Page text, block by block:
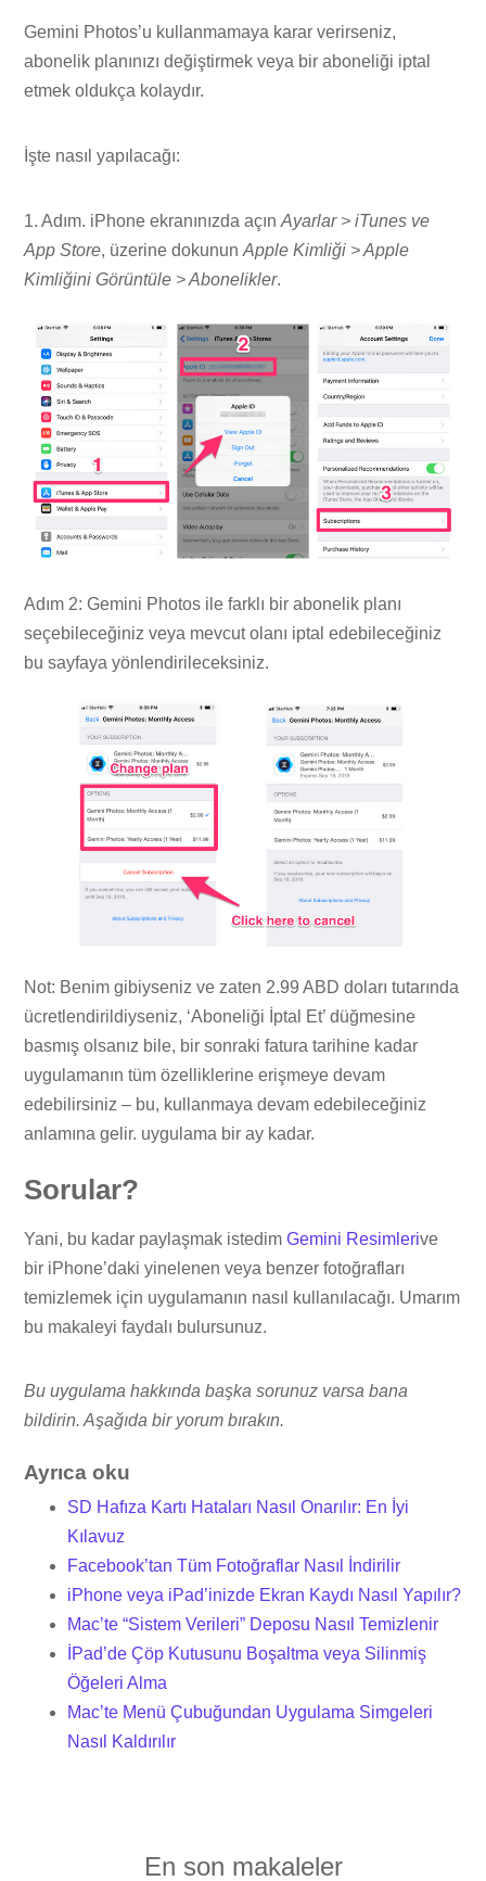
Gemini Photos’u kullanmamaya karar verirseniz,
abonelik planınızı değiştirmek veya bir aboneliği iptal
etmek oldukça kolaydır.
İşte nasıl yapılacağı:
1. Adım. iPhone ekranınızda açınAyarlar > iTunes ve
App Store, üzerine dokununApple Kimliği > Apple
Kimliğini Görüntüle > Abonelikler.
Adım 2: Gemini Photos ile farklı bir abonelik planı
seçebileceğiniz veya mevcut olanı iptal edebileceğiniz
bu sayfaya yönlendirileceksiniz.
Not: Benim gibiyseniz ve zaten 2.99 ABD doları tutarında
ücretlendirildiyseniz, ‘Aboneliği İptal Et’ düğmesine
basmış olsanız bile, bir sonraki fatura tarihine kadar
uygulamanın tüm özelliklerine erişmeye devam
edebilirsiniz – bu, kullanmaya devam edebileceğiniz
anlamına gelir. uygulama bir ay kadar.
Sorular?
Yani, bu kadar paylaşmak istedimGemini Resimlerive
bir iPhone’daki yinelenen veya benzer fotoğrafları
temizlemek için uygulamanın nasıl kullanılacağı. Umarım
bu makaleyi faydalı bulursunuz.
Bu uygulama hakkında başka sorunuz varsa bana
bildirin. Aşağıda bir yorum bırakın.
Ayrıca oku
SD Hafıza Kartı Hataları Nasıl Onarılır: En İyi
Kılavuz
Facebook’tan Tüm Fotoğraflar Nasıl İndirilir
iPhone veya iPad’inizde Ekran Kaydı Nasıl Yapılır?
Mac’te “Sistem Verileri” Deposu Nasıl Temizlenir
İPad’de Çöp Kutusunu Boşaltma veya Silinmiş
Öğeleri Alma
Mac’te Menü Çubuğundan Uygulama Simgeleri
Nasıl Kaldırılır
En son makaleler